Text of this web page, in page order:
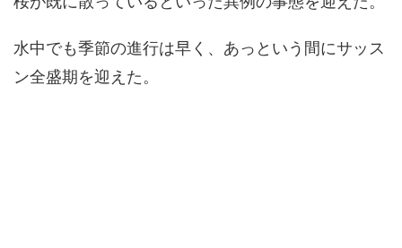
水中でも季節の進行は早く、あっという間にサッス
ン全盛期を迎えた。